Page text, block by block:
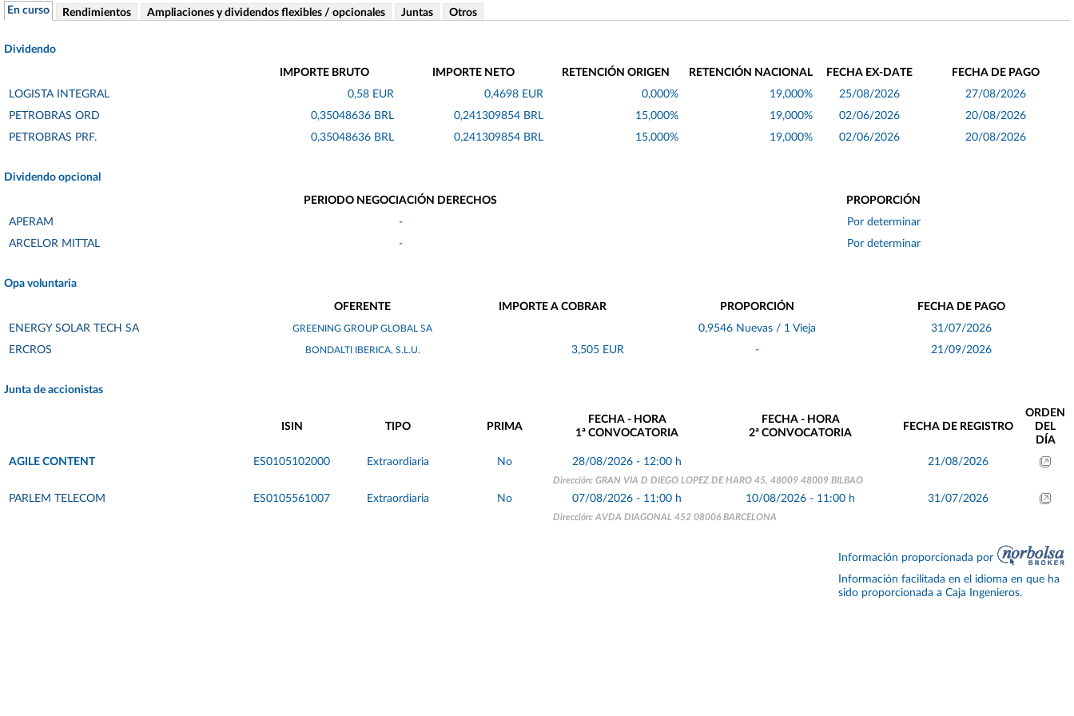
En curso Rendimientos Ampliaciones y dividendos flexibles / opcionales Juntas Otros
Dividendo
IMPORTE BRUTO IMPORTE NETO RETENCIÓN ORIGEN RETENCIÓN NACIONAL FECHA EX-DATE
FECHA DE PAGO
LOGISTA INTEGRAL
0,58 EUR 0,4698 EUR 0,000% 19,000% 25/08/2026
27/08/2026
PETROBRAS ORD
0,35048636 BRL 0,241309854 BRL 15,000% 19,000% 02/06/2026
20/08/2026
PETROBRAS PRF.
0,35048636 BRL 0,241309854 BRL 15,000% 19,000% 02/06/2026 20/08/2026
Dividendo opcional
PERIODO NEGOCIACIÓN DERECHOS
PROPORCIÓN
APERAM
-
Por determinar
ARCELOR MITTAL
- Por determinar
Opa voluntaria
OFERENTE IMPORTE A COBRAR PROPORCIÓN
FECHA DE PAGO
ENERGY SOLAR TECH SA
GREENING GROUP GLOBAL SA 0,9546 Nuevas / 1 Vieja
31/07/2026
ERCROS
BONDALTI IBERICA, S.L.U. 3,505 EUR - 21/09/2026
Junta de accionistas
ISIN TIPO PRIMA
FECHA - HORA
1ª CONVOCATORIA
FECHA - HORA
2ª CONVOCATORIA
FECHA DE REGISTRO
ORDEN
DEL
DÍA
AGILE CONTENT
ES0105102000 Extraordiaria No 28/08/2026 - 12:00 h 21/08/2026
Dirección: GRAN VIA D DIEGO LOPEZ DE HARO 45, 48009 48009 BILBAO
PARLEM TELECOM ES0105561007 Extraordiaria No 07/08/2026 - 11:00 h 10/08/2026 - 11:00 h 31/07/2026
Dirección: AVDA DIAGONAL 452 08006 BARCELONA
Información proporcionada por
Información facilitada en el idioma en que ha
sido proporcionada a Caja Ingenieros.